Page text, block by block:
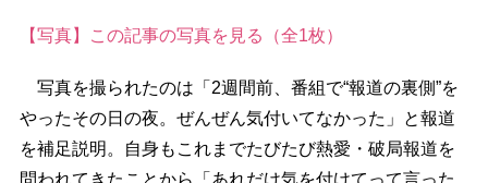
【写真】この記事の写真を見る（全1枚）
写真を撮られたのは「2週間前、番組で“報道の裏側”を
ったその日の夜。ぜんぜん気付いてなかった」と報道
を補足説明。自身もこれまでたびたび熱愛・破局報道を